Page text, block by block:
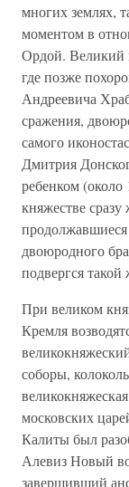
многих землях,
моментом в
Ордой. Великий
где позже
Андреевича
сражения,
самого
Дмитрия
ребенком
княжестве
продолжавшиеся
двоюродного
подвергся такой
При великом
Кремля
соборы,
московских
Калиты был
Алевиз Новый
завершивший